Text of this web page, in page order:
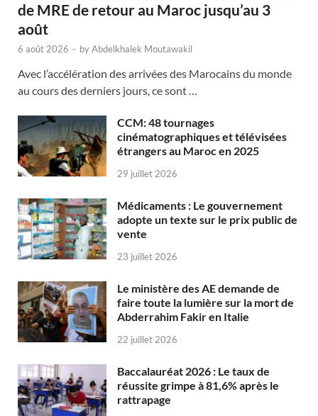
de MRE de retour au Maroc jusqu’au 3
août
6 août 2026 - byAbdelkhalek Moutawakil
Avec l’accélération des arrivées des Marocains du monde
au cours des derniers jours, ce sont …
CCM: 48 tournages
cinématographiques et télévisées
étrangers au Maroc en 2025
29 juillet 2026
Médicaments : Le gouvernement
adopte un texte sur le prix public de
vente
23 juillet 2026
Le ministère des AE demande de
faire toute la lumière sur la mort de
Abderrahim Fakir en Italie
22 juillet 2026
Baccalauréat 2026 : Le taux de
réussite grimpe à 81,6% après le
rattrapage